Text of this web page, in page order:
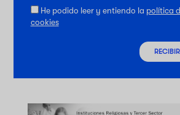
He podido leer y entiendo la política
cookies